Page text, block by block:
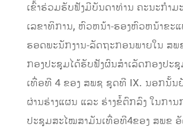
ເຂົ້າຮ່ວມຮັບຟັງມີບັນດາທ່ານ ຄະນະກໍາມ
ເລຂາທິການ, ຫົວຫນ້າ​-ຮອງ​ຫົວຫນ້າ​ຂະ
ຮອດພະນັກງານ-ລັດຖະກອນ​ພາຍໃນ​ ສພ
ກອງປະຊຸມໄດ້ຮັບຟັງຜົນສໍາເລັດກອງປະ
ເທື່ອທີ 4​ ຂອງ​ ສພຊ​ ຊຸດທີ​ IX.​ ນອກນັ້ນ
ຜ່ານຮ່າງແຜນ​ ແລະ​ ຮ່າງຂໍ້ຕົກລົງ​ ໃນກາ
ປະຊຸມສະໄໝສາມັນເທື່ອທີ4ຂອງ ສພຂ​